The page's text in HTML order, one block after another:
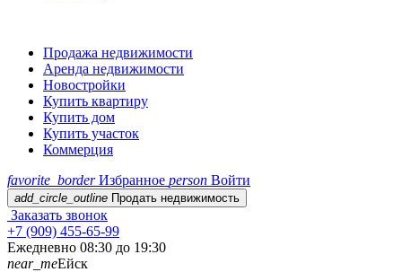
Продажа недвижимости
Аренда недвижимости
Новостройки
Купить квартиру
Купить дом
Купить участок
Коммерция
favorite_border Избранное person Войти
add_circle_outline Продать недвижимость
Заказать звонок
+7 (909) 455-65-99
Ежедневно 08:30 до 19:30
near_meЕйск